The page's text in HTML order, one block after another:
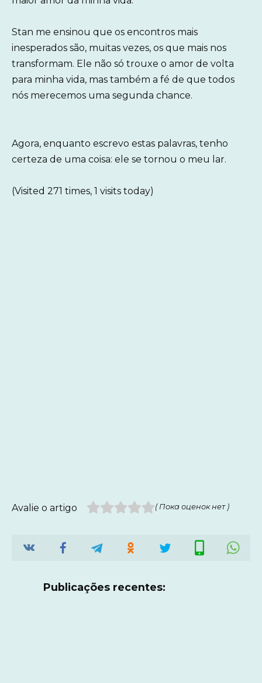
Stan me ensinou que os encontros mais
inesperados são, muitas vezes, os que mais nos
transformam. Ele não só trouxe o amor de volta
para minha vida, mas também a fé de que todos
nós merecemos uma segunda chance.
Agora, enquanto escrevo estas palavras, tenho
certeza de uma coisa: ele se tornou o meu lar.
(Visited 271 times, 1 visits today)
Avalie o artigo ( Пока оценок нет )
Publicações recentes: